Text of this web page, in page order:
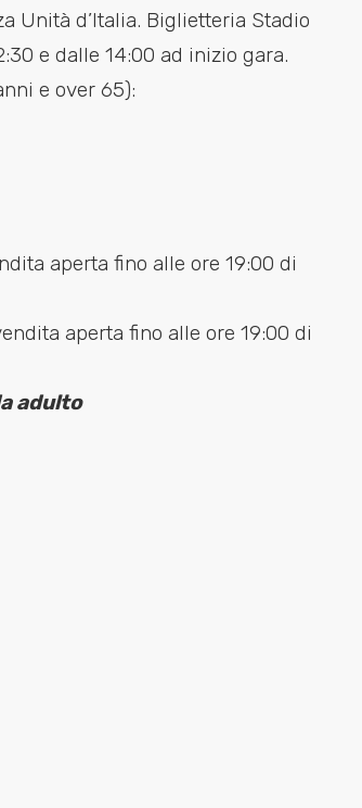
Unità d’Italia. Biglietteria Stadio
e dalle 14:00 ad inizio gara.
e over 65):
aperta fino alle ore 19:00 di
aperta fino alle ore 19:00 di
adulto